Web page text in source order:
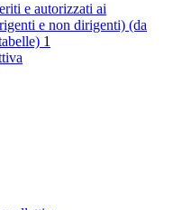
e autorizzati ai
e non dirigenti) (da
1